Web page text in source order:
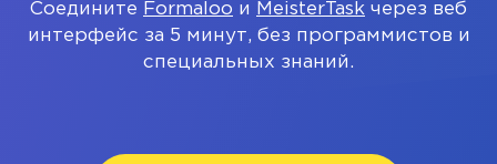
Соедините Formaloo и MeisterTask через веб
интерфейс за 5 минут, без программистов и
специальных знаний.